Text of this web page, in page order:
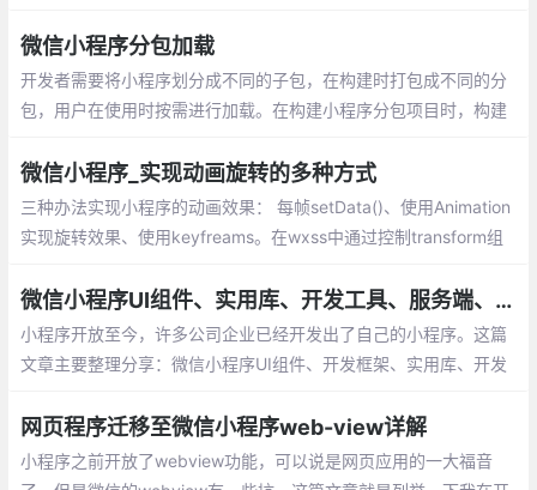
微信小程序分包加载
开发者需要将小程序划分成不同的子包，在构建时打包成不同的分
包，用户在使用时按需进行加载。在构建小程序分包项目时，构建
所谓的主包，即放置默认启动页/TabBar 页面
微信小程序_实现动画旋转的多种方式
三种办法实现小程序的动画效果： 每帧setData()、使用Animation
实现旋转效果、使用keyfreams。在wxss中通过控制transform组
示非常多
微信小程序UI组件、实用库、开发工具、服务端、Demo整理分享
小程序开放至今，许多公司企业已经开发出了自己的小程序。这篇
文章主要整理分享：微信小程序UI组件、开发框架、实用库、开发
网页程序迁移至微信小程序web-view详解
小程序之前开放了webview功能，可以说是网页应用的一大福音